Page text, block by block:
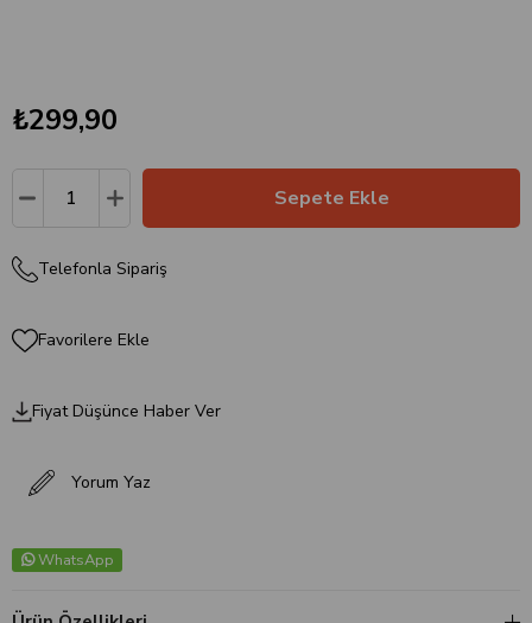
₺299,90
Telefonla Sipariş
Favorilere Ekle
Fiyat Düşünce Haber Ver
Yorum Yaz
WhatsApp